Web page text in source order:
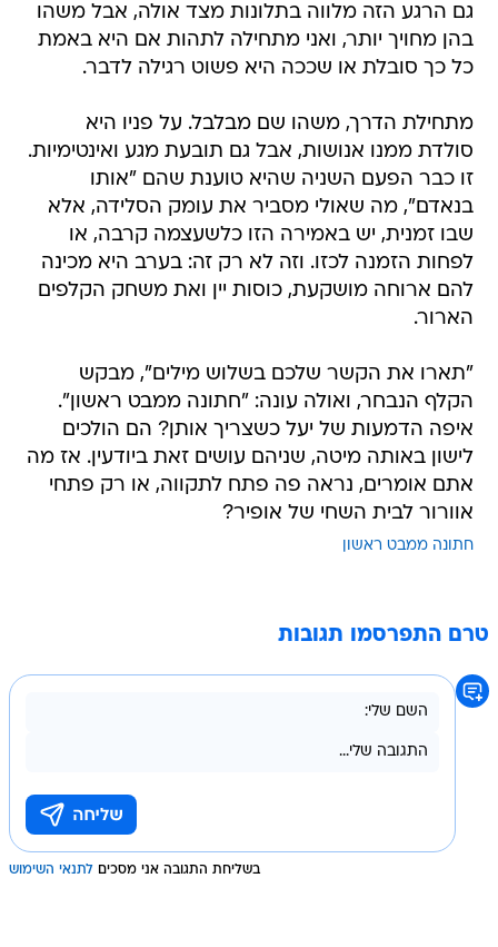
גם הרגע הזה מלווה בתלונות מצד אולה, אבל משהו
בהן מחויך יותר, ואני מתחילה לתהות אם היא באמת
כל כך סובלת או שככה היא פשוט רגילה לדבר.
מתחילת הדרך, משהו שם מבלבל. על פניו היא
סולדת ממנו אנושות, אבל גם תובעת מגע ואינטימיות.
זו כבר הפעם השניה שהיא טוענת שהם "אותו
בנאדם", מה שאולי מסביר את עומק הסלידה, אלא
שבו זמנית, יש באמירה הזו כלשעצמה קרבה, או
לפחות הזמנה לכזו. וזה לא רק זה: בערב היא מכינה
להם ארוחה מושקעת, כוסות יין ואת משחק הקלפים
הארור.
"תארו את הקשר שלכם בשלוש מילים", מבקש
הקלף הנבחר, ואולה עונה: "חתונה ממבט ראשון".
איפה הדמעות של יעל כשצריך אותן? הם הולכים
לישון באותה מיטה, שניהם עושים זאת ביודעין. אז מה
אתם אומרים, נראה פה פתח לתקווה, או רק פתחי
אוורור לבית השחי של אופיר?
חתונה ממבט ראשון
טרם התפרסמו תגובות
בשליחת התגובה אני מסכים לתנאי השימוש